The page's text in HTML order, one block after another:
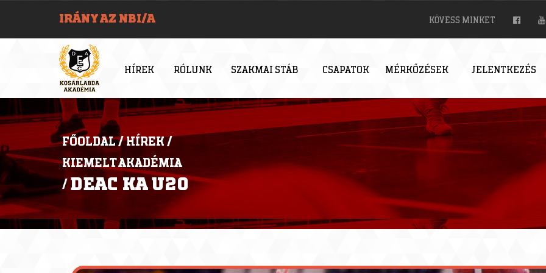
IRÁNY AZ NBI/A KÖVESS MINKET
HÍREK RÓLUNK SZAKMAI STÁB CSAPATOK MÉRKŐZÉSEK JELENTKEZÉS
FŐOLDAL / HÍREK /
KIEMELT AKADÉMIA
/ DEAC KA U20